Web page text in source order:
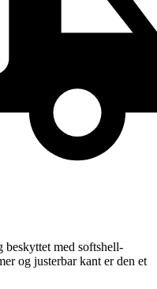
med softshell-
og justerbar kant er den et